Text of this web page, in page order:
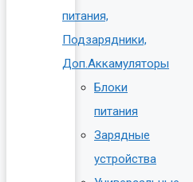
питания,
Подзарядники,
Доп.Аккамуляторы
Блоки
питания
Зарядные
устройства